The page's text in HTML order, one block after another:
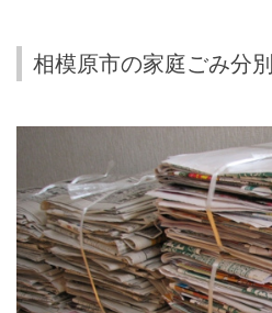
相模原市の家庭ごみ分別